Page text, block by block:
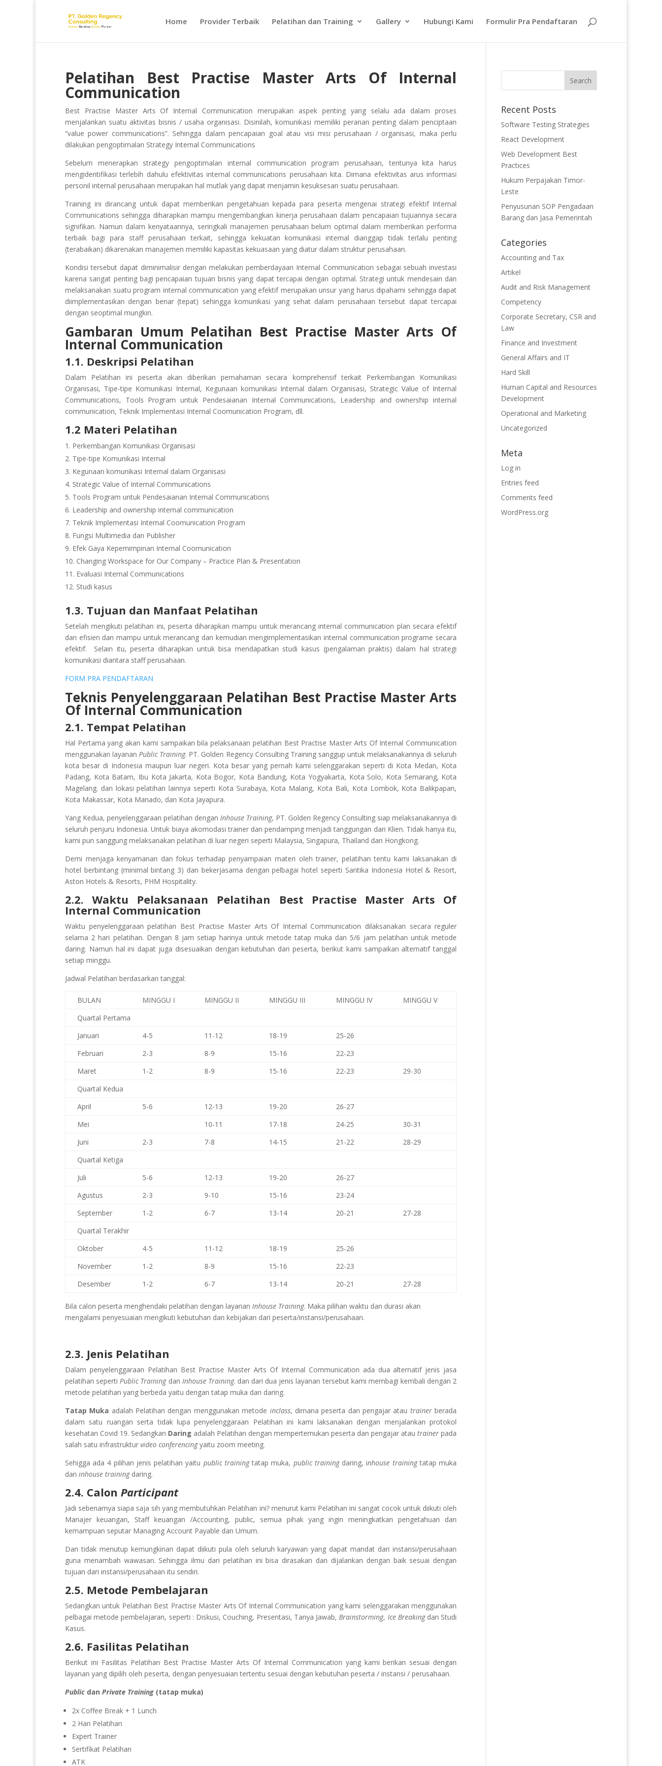
Home Provider Terbaik Pelatihan dan Training Gallery Hubungi Kami Formulir Pra Pendaftaran
Pelatihan Best Practise Master Arts Of Internal
Communication
Best Practise Master Arts Of Internal Communicationmerupakan aspek penting yang selalu ada dalam proses
menjalankan suatu aktivitas bisnis / usaha organisasi. Disinilah, komunikasi memiliki peranan penting dalam penciptaan
“value power communications”. Sehingga dalam pencapaian goal atau visi misi perusahaan / organisasi, maka perlu
dilakukan pengoptimalan Strategy Internal Communications
Sebelum menerapkan strategy pengoptimalan internal communication program perusahaan, tentunya kita harus
mengidentifikasi terlebih dahulu efektivitas internal communications perusahaan kita. Dimana efektivitas arus informasi
personil internal perusahaan merupakan hal mutlak yang dapat menjamin kesuksesan suatu perusahaan.
Training ini dirancang untuk dapat memberikan pengetahuan kepada para peserta mengenai strategi efektif Internal
Communications sehingga diharapkan mampu mengembangkan kinerja perusahaan dalam pencapaian tujuannya secara
signifikan. Namun dalam kenyataannya, seringkali manajemen perusahaan belum optimal dalam memberikan performa
terbaik bagi para staff perusahaan terkait, sehingga kekuatan komunikasi internal dianggap tidak terlalu penting
(terabaikan) dikarenakan manajemen memiliki kapasitas kekuasaan yang diatur dalam struktur perusahaan.
Kondisi tersebut dapat diminimalisir dengan melakukan pemberdayaan Internal Communication sebagai sebuah investasi
karena sangat penting bagi pencapaian tujuan bisnis yang dapat tercapai dengan optimal. Strategi untuk mendesain dan
melaksanakan suatu program internal communication yang efektif merupakan unsur yang harus dipahami sehingga dapat
diimplementasikan dengan benar (tepat) sehingga komunikasi yang sehat dalam perusahaan tersebut dapat tercapai
dengan seoptimal mungkin.
Gambaran Umum Pelatihan Best Practise Master Arts Of
Internal Communication
1.1. Deskripsi Pelatihan
Dalam Pelatihan ini peserta akan diberikan pemahaman secara komprehensif terkait Perkembangan Komunikasi
Organisasi, Tipe-tipe Komunikasi Internal, Kegunaan komunikasi Internal dalam Organisasi, Strategic Value of Internal
Communications, Tools Program untuk Pendesaianan Internal Communications, Leadership and ownership internal
communication, Teknik Implementasi Internal Coomunication Program, dll.
1.2 Materi Pelatihan
Perkembangan Komunikasi Organisasi
Tipe-tipe Komunikasi Internal
Kegunaan komunikasi Internal dalam Organisasi
Strategic Value of Internal Communications
Tools Program untuk Pendesaianan Internal Communications
Leadership and ownership internal communication
Teknik Implementasi Internal Coomunication Program
Fungsi Multimedia dan Publisher
Efek Gaya Kepemimpinan Internal Coomunication
Changing Workspace for Our Company – Practice Plan & Presentation
Evaluasi Internal Communications
Studi kasus
1.3. Tujuan dan Manfaat Pelatihan
Setelah mengikuti pelatihan ini, peserta diharapkan mampu untuk merancang internal communication plan secara efektif
dan efisien dan mampu untuk merancang dan kemudian mengimplementasikan internal communication programe secara
efektif. Selain itu, peserta diharapkan untuk bisa mendapatkan studi kasus (pengalaman praktis) dalam hal strategi
komunikasi diantara staff perusahaan.
FORM PRA PENDAFTARAN
Teknis Penyelenggaraan Pelatihan Best Practise Master Arts
Of Internal Communication
2.1. Tempat Pelatihan
Hal Pertama yang akan kami sampaikan bila pelaksanaan pelatihan Best Practise Master Arts Of Internal Communication
menggunakan layananPublic Training. PT. Golden Regency Consulting Training sanggup untuk melaksanakannya di seluruh
kota besar di Indonesia maupun luar negeri. Kota besar yang pernah kami selenggarakan seperti di Kota Medan, Kota
Padang, Kota Batam, Ibu Kota Jakarta, Kota Bogor, Kota Bandung, Kota Yogyakarta, Kota Solo, Kota Semarang, Kota
Magelang. dan lokasi pelatihan lainnya seperti Kota Surabaya, Kota Malang, Kota Bali, Kota Lombok, Kota Balikpapan,
Kota Makassar, Kota Manado, dan Kota Jayapura.
Yang Kedua, penyelenggaraan pelatihan denganInhouse Training, PT. Golden Regency Consulting siap melaksanakannya di
seluruh penjuru Indonesia. Untuk biaya akomodasi trainer dan pendamping menjadi tanggungan dari Klien. Tidak hanya itu,
kami pun sanggung melaksanakan pelatihan di luar negeri seperti Malaysia, Singapura, Thailand dan Hongkong.
Demi menjaga kenyamanan dan fokus terhadap penyampaian materi oleh trainer, pelatihan tentu kami laksanakan di
hotel berbintang (minimal bintang 3) dan bekerjasama dengan pelbagai hotel seperti Santika Indonesia Hotel & Resort,
Aston Hotels & Resorts, PHM Hospitality.
2.2. Waktu Pelaksanaan Pelatihan Best Practise Master Arts Of
Internal Communication
Waktu penyelenggaraan pelatihan Best Practise Master Arts Of Internal Communication dilaksanakan secara reguler
selama 2 hari pelatihan. Dengan 8 jam setiap harinya untuk metode tatap muka dan 5/6 jam pelatihan untuk metode
daring. Namun hal ini dapat juga disesuaikan dengan kebutuhan dari peserta, berikut kami sampaikan alternatif tanggal
setiap minggu.
Jadwal Pelatihan berdasarkan tanggal:
BULAN MINGGU I MINGGU II MINGGU III MINGGU IV
MINGGU V
Quartal Pertama
Januari
4-5 11-12 18-19
25-26
Februari
2-3 8-9 15-16
22-23
Maret
1-2 8-9 15-16 22-23
29-30
Quartal Kedua
April
5-6 12-13 19-20
26-27
Mei
10-11 17-18 24-25
30-31
Juni
2-3 7-8 14-15 21-22
28-29
Quartal Ketiga
Juli
5-6 12-13 19-20
26-27
Agustus
2-3 9-10 15-16
23-24
September
1-2 6-7 13-14 20-21
27-28
Quartal Terakhir
Oktober
4-5 11-12 18-19
25-26
November
1-2 8-9 15-16
22-23
Desember
1-2 6-7 13-14 20-21 27-28
Bila calon peserta menghendaki pelatihan dengan layanan Inhouse Training. Maka pilihan waktu dan durasi akan
mengalami penyesuaian mengikuti kebutuhan dan kebijakan dari peserta/instansi/perusahaan.
2.3. Jenis Pelatihan
Dalam penyelenggaraan Pelatihan Best Practise Master Arts Of Internal Communication ada dua alternatif jenis jasa
pelatihan sepertiPublic Trainingdan Inhouse Training. dan dari dua jenis layanan tersebut kami membagi kembali dengan 2
metode pelatihan yang berbeda yaitu dengan tatap muka dan daring.
Tatap Muka adalah Pelatihan dengan menggunakan metode inclass, dimana peserta dan pengajar atau trainerberada
dalam satu ruangan serta tidak lupa penyelenggaraan Pelatihan ini kami laksanakan dengan menjalankan protokol
kesehatan Covid 19. Sedangkan Daring adalah Pelatihan dengan mempertemukan peserta dan pengajar atautrainerpada
salah satu infrastruktur video conferencingyaitu zoom meeting.
Sehigga ada 4 pilihan jenis pelatihan yaitu public trainingtatap muka, public trainingdaring, inhouse trainingtatap muka
dan inhouse trainingdaring.
2.4. Calon Participant
Jadi sebenarnya siapa saja sih yang membutuhkan Pelatihan ini? menurut kami Pelatihan ini sangat cocok untuk diikuti oleh
Manajer keuangan, Staff keuangan /Accounting, public, semua pihak yang ingin meningkatkan pengetahuan dan
kemampuan seputar Managing Account Payable dan Umum.
Dan tidak menutup kemungkinan dapat diikuti pula oleh seluruh karyawan yang dapat mandat dari instansi/perusahaan
guna menambah wawasan. Sehingga ilmu dari pelatihan ini bisa dirasakan dan dijalankan dengan baik sesuai dengan
tujuan dari instansi/perusahaan itu sendiri.
2.5. Metode Pembelajaran
Sedangkan untuk Pelatihan Best Practise Master Arts Of Internal Communication yang kami selenggarakan menggunakan
pelbagai metode pembelajaran, seperti : Diskusi, Couching, Presentasi, Tanya Jawab,Brainstorming, Ice Breakingdan Studi
Kasus.
2.6. Fasilitas Pelatihan
Berikut ini Fasilitas Pelatihan Best Practise Master Arts Of Internal Communication yang kami berikan sesuai dengan
layanan yang dipilih oleh peserta, dengan penyesuaian tertentu sesuai dengan kebutuhan peserta / instansi / perusahaan.
Public dan Private Training (tatap muka)
2x Coffee Break + 1 Lunch
2 Hari Pelatihan
Expert Trainer
Sertifikat Pelatihan
ATK
Recent Posts
Software Testing Strategies
React Development
Web Development Best
Practices
Hukum Perpajakan Timor-
Leste
Penyusunan SOP Pengadaan
Barang dan Jasa Pemerintah
Categories
Accounting and Tax
Artikel
Audit and Risk Management
Competency
Corporate Secretary, CSR and
Law
Finance and Investment
General Affairs and IT
Hard Skill
Human Capital and Resources
Development
Operational and Marketing
Uncategorized
Meta
Log in
Entries feed
Comments feed
WordPress.org